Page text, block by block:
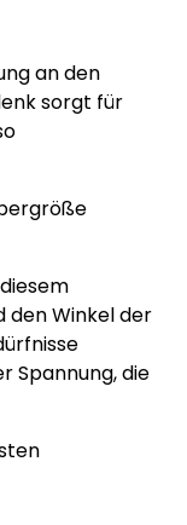
an den
sorgt für
den Winkel der
Spannung, die